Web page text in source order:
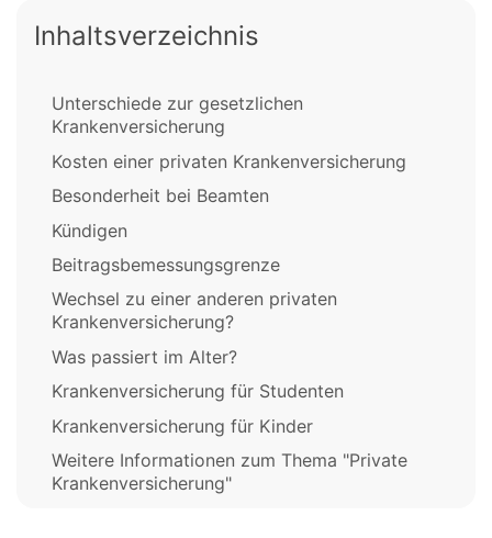
Inhaltsverzeichnis
Unterschiede zur gesetzlichen
Krankenversicherung
Kosten einer privaten Krankenversicherung
Besonderheit bei Beamten
Kündigen
Beitragsbemessungsgrenze
Wechsel zu einer anderen privaten
Krankenversicherung?
Was passiert im Alter?
Krankenversicherung für Studenten
Krankenversicherung für Kinder
Weitere Informationen zum Thema "Private
Krankenversicherung"